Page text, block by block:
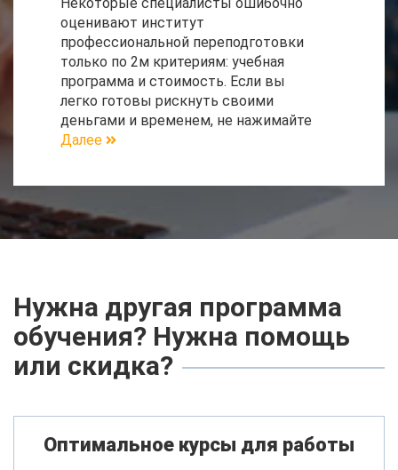
оценивают институт
профессиональной переподготовки
только по 2м критериям: учебная
программа и стоимость. Если вы
легко готовы рискнуть своими
деньгами и временем, не нажимайте
Далее
Нужна другая программа
обучения? Нужна помощь
или скидка?
Оптимальное курсы для работы